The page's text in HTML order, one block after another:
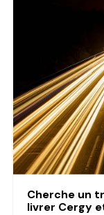
Cherche un
livrer Cergy